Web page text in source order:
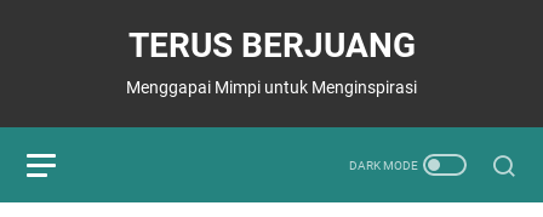
TERUS BERJUANG
Menggapai Mimpi untuk Menginspirasi